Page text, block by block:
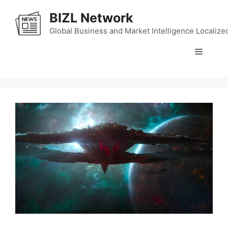
content
BIZL Network
Global Business and Market Intelligence
Menu